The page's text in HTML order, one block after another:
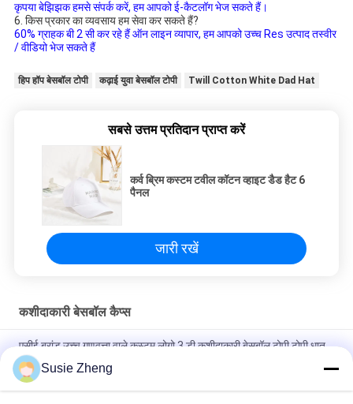
कृपया बेझिझक हमसे संपर्क करें, हम आपको ई-कैटलॉग भेज सकते हैं।
6. किस प्रकार का व्यवसाय हम सेवा कर सकते हैं?
60% ग्राहक बी 2 सी कर रहे हैं ऑन लाइन व्यापार, हम आपको उच्च Res उत्पाद तस्वीर
/ वीडियो भेज सकते हैं
हिप हॉप बेसबॉल टोपी कढ़ाई युवा बेसबॉल टोपी Twill Cotton White Dad Hat
सबसे उत्तम प्रतिदान प्राप्त करें
कर्व ब्रिम कस्टम टवील कॉटन व्हाइट डैड हैट 6
पैनल
जारी रखें
कशीदाकारी बेसबॉल कैप्स
एसीई ब्रांड उच्च गुणवत्ता वाले कस्टम लोगो 3 डी कशीदाकारी बेसबॉल टोपी टोपी धातु
बकसुआ के साथ
100% पॉलिएस्टर 6 पैनल बेसबॉल कैप सॉलिड क्लासिकल सिक्स पैनल अनस्ट्रक्चर्ड
Susie Zheng